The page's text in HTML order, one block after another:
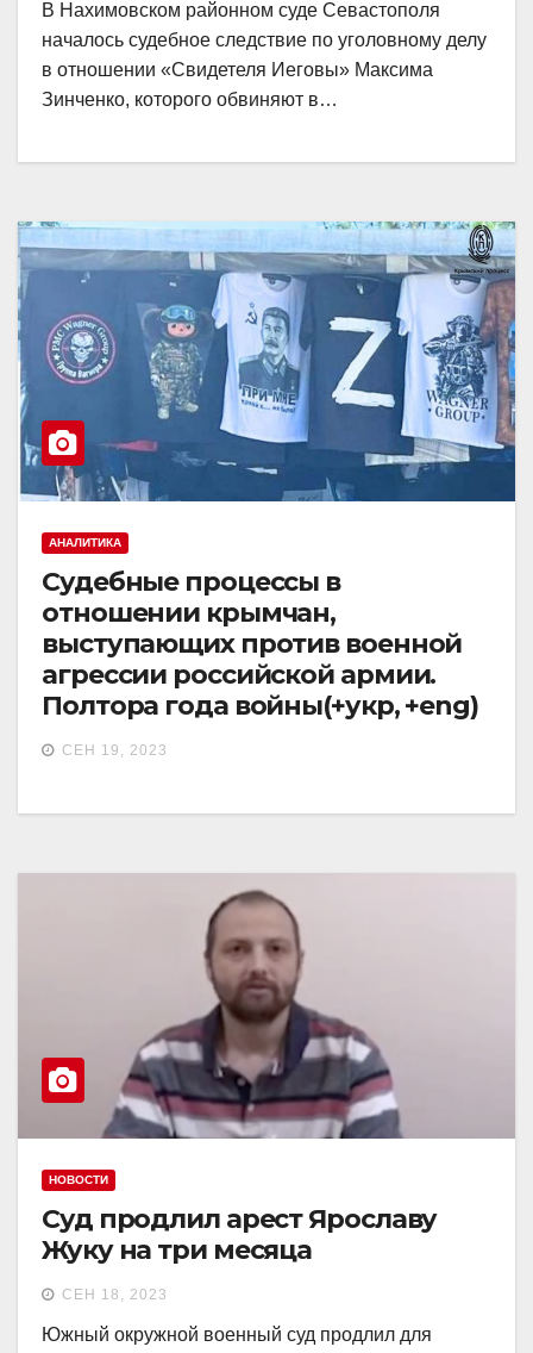
В Нахимовском районном суде Севастополя
началось судебное следствие по уголовному делу
в отношении «Свидетеля Иеговы» Максима
Зинченко, которого обвиняют в…
АНАЛИТИКА
Cудебные процессы в
отношении крымчан,
выступающих против военной
агрессии российской армии.
Полтора года войны(+укр, +eng)
СЕН 19, 2023
НОВОСТИ
Суд продлил арест Ярославу
Жуку на три месяца
СЕН 18, 2023
Южный окружной военный суд продлил для